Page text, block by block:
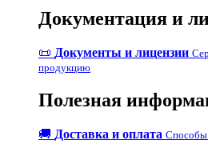
Документация и
📜 Документы и лицензии
продукцию
Полезная
🚚 Доставка и оплата Способы